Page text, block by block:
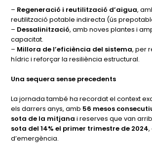
– Regeneració i reutilització d’aigua,
reutilització potable indirecta (ús
– Dessalinització, amb noves plantes i
capacitat.
– Millora de l’eficiència del sistema, per
hídric i reforçar la resiliència estructural.
Una sequera sense precedents
La jornada també ha recordat el context
els darrers anys, amb 56 mesos
sota de la mitjana i reserves que van
sota del 14% el primer trimestre de 2024
d’emergència.